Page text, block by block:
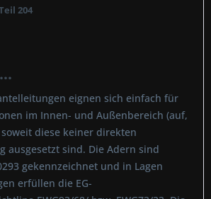
204
eignen sich einfach für
im Innen- und Außenbereich (auf,
diese keiner direkten
ausgesetzt sind. Die Adern sind
gekennzeichnet und in Lagen
erfüllen die EG-